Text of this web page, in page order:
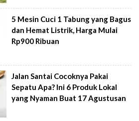
5 Mesin Cuci 1 Tabung yang Bagus
dan Hemat Listrik, Harga Mulai
Rp900 Ribuan
Jalan Santai Cocoknya Pakai
Sepatu Apa? Ini 6 Produk Lokal
yang Nyaman Buat 17 Agustusan